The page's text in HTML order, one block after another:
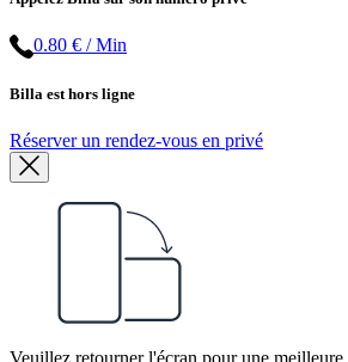
0.80 € / Min
Billa est hors ligne
Réserver un rendez-vous en privé